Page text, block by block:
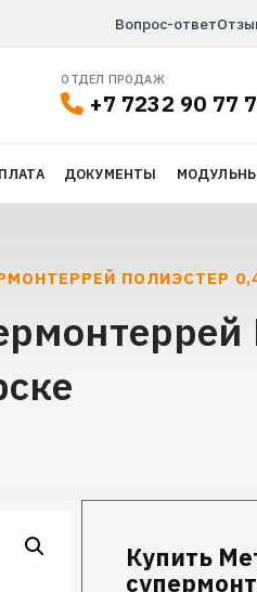
Вопрос-ответ
ОТДЕЛ ПРОДАЖ
+7 7232 90 77
ДОКУМЕНТЫ
ПОЛИЭСТЕР
Купить